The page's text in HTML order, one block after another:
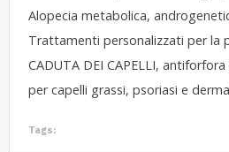
Alopecia metabolica,
Trattamenti personalizzati per la
CADUTA DEI CAPELLI,
per capelli grassi, psoriasi e
Tags: